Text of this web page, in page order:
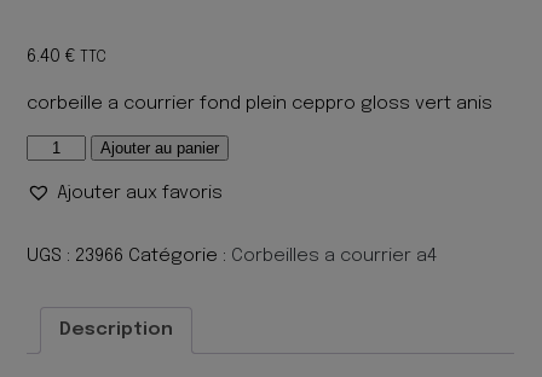
6.40€ TTC
corbeille a courrier fond plein ceppro gloss vert anis
quantité
CORBEILLE
CEP
ANIS
Ajouter au panier
Ajouter aux favoris
UGS : 23966 Catégorie : Corbeilles a courrier a4
Description